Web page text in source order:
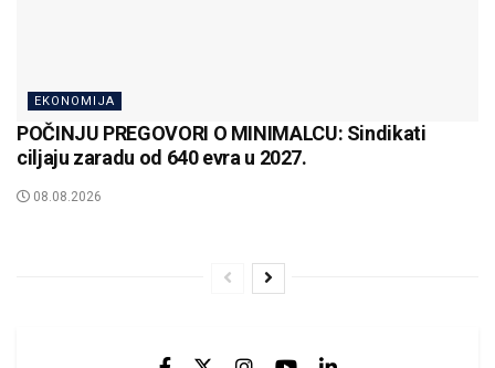
EKONOMIJA
POČINJU PREGOVORI O MINIMALCU: Sindikati
ciljaju zaradu od 640 evra u 2027.
08.08.2026